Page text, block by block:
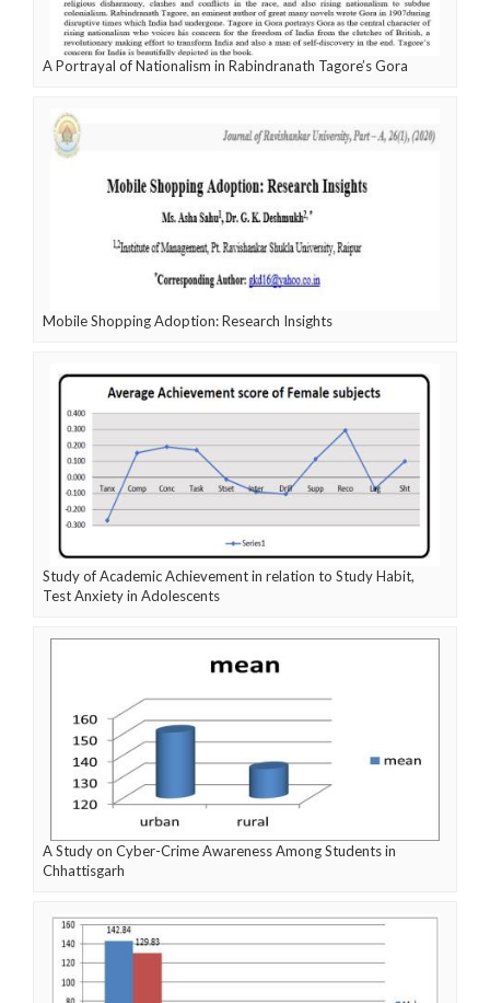
A Portrayal of Nationalism in Rabindranath Tagore’s Gora
Mobile Shopping Adoption: Research Insights
Study of Academic Achievement in relation to Study Habit,
Test Anxiety in Adolescents
A Study on Cyber-Crime Awareness Among Students in
Chhattisgarh